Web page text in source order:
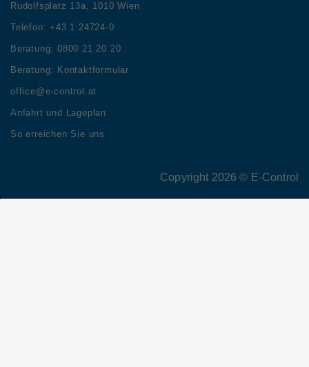
Rudolfsplatz 13a, 1010 Wien
Telefon:+43 1 24724-0
Beratung: 0800 21 20 20
Beratung: Kontaktformular
office@e-control.at
Anfahrt und Lageplan
So erreichen Sie uns
Copyright 2026 © E-Control